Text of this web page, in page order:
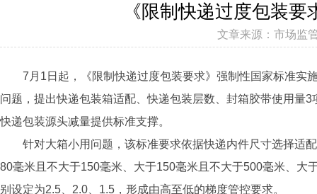
《限制快递过度包装
文章来源：市场监
7月1日起，《限制快递过度包装要求》强制性国家标准实
问题，提出快递包装箱适配、快递包装层数、封箱胶带使用量
快递包装源头减量提供标准支撑。
针对大箱小用问题，该标准要求依据快递内件尺寸选择适
80毫米且不大于150毫米、大于150毫米且不大于500毫米、大
别设定为2.5、2.0、1.5，形成由高至低的梯度管控要求。